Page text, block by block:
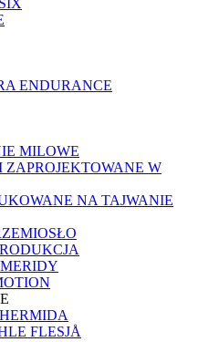
ENDURANCE
MILOWE
ZAPROJEKTOWANE W
NA TAJWANIE
FLESJÅ